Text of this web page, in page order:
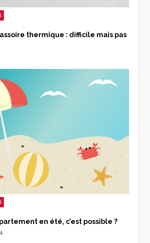
thermique : difficile mais pas
en été, c’est possible ?